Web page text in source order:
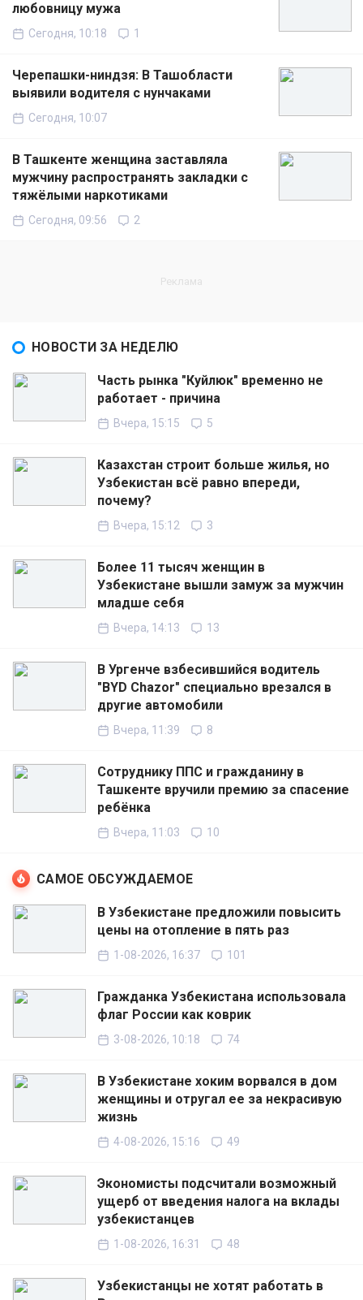
любовницу мужа
Сегодня, 10:18 1
Черепашки-ниндзя: В Ташобласти
выявили водителя с нунчаками
Сегодня, 10:07
В Ташкенте женщина заставляла
мужчину распространять закладки с
тяжёлыми наркотиками
Сегодня, 09:56 2
НОВОСТИ ЗА НЕДЕЛЮ
Часть рынка "Куйлюк" временно не
работает - причина
Вчера, 15:15 5
Казахстан строит больше жилья, но
Узбекистан всё равно впереди,
почему?
Вчера, 15:12 3
Более 11 тысяч женщин в
Узбекистане вышли замуж за мужчин
младше себя
Вчера, 14:13 13
В Ургенче взбесившийся водитель
"BYD Chazor" специально врезался в
другие автомобили
Вчера, 11:39 8
Сотруднику ППС и гражданину в
Ташкенте вручили премию за спасение
ребёнка
Вчера, 11:03 10
САМОЕ ОБСУЖДАЕМОЕ
В Узбекистане предложили повысить
цены на отопление в пять раз
1-08-2026, 16:37 101
Гражданка Узбекистана использовала
флаг России как коврик
3-08-2026, 10:18 74
В Узбекистане хоким ворвался в дом
женщины и отругал ее за некрасивую
жизнь
4-08-2026, 15:16 49
Экономисты подсчитали возможный
ущерб от введения налога на вклады
узбекистанцев
1-08-2026, 16:31 48
Узбекистанцы не хотят работать в